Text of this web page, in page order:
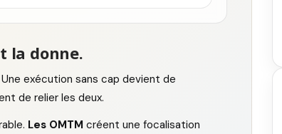
la donne.
exécution sans cap devient de
de relier les deux.
Les OMTM créent une focalisation